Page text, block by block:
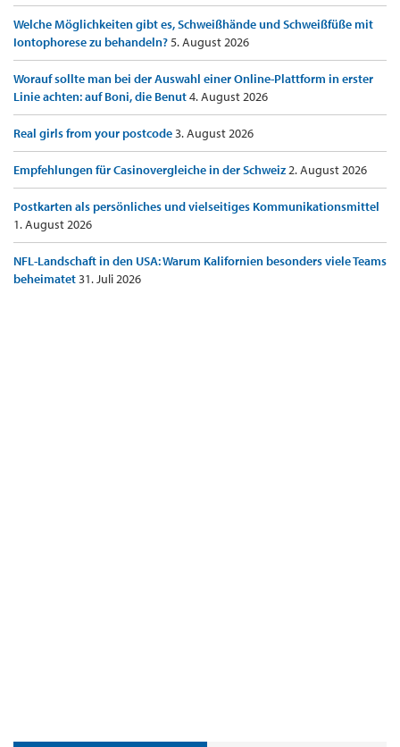
Welche Möglichkeiten gibt es, Schweißhände und Schweißfüße mit
Iontophorese zu behandeln?5. August 2026
Worauf sollte man bei der Auswahl einer Online-Plattform in erster
Linie achten: auf Boni, die Benut4. August 2026
Real girls from your postcode3. August 2026
Empfehlungen für Casinovergleiche in der Schweiz2. August 2026
Postkarten als persönliches und vielseitiges Kommunikationsmittel
1. August 2026
NFL-Landschaft in den USA: Warum Kalifornien besonders viele Teams
beheimatet31. Juli 2026